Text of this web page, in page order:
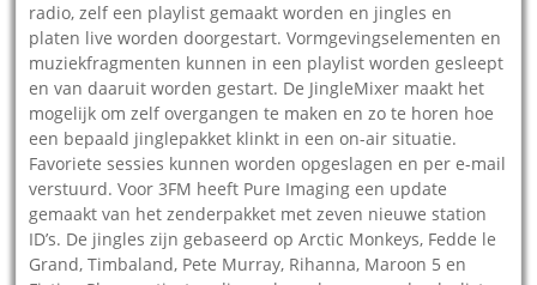
radio, zelf een playlist gemaakt worden en jingles en
platen live worden doorgestart. Vormgevingselementen en
muziekfragmenten kunnen in een playlist worden gesleept
en van daaruit worden gestart. De JingleMixer maakt het
mogelijk om zelf overgangen te maken en zo te horen hoe
een bepaald jinglepakket klinkt in een on-air situatie.
Favoriete sessies kunnen worden opgeslagen en per e-mail
verstuurd. Voor 3FM heeft Pure Imaging een update
gemaakt van het zenderpakket met zeven nieuwe station
ID’s. De jingles zijn gebaseerd op Arctic Monkeys, Fedde le
Grand, Timbaland, Pete Murray, Rihanna, Maroon 5 en